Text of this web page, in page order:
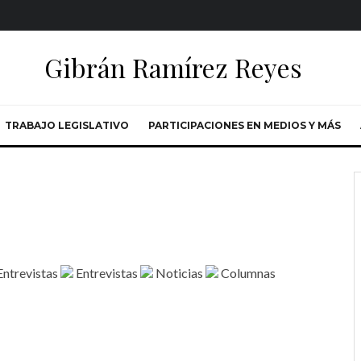
Gibrán Ramírez Reyes
TRABAJO LEGISLATIVO PARTICIPACIONES EN MEDIOS Y MÁS
Entrevistas Noticias Columnas